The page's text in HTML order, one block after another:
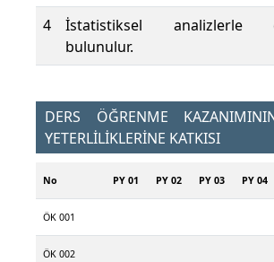
4
İstatistiksel analizlerle
bulunulur.
DERS ÖĞRENME
YETERLİLİKLERİNE KATKISI
No PY 01 PY 02 PY 03 PY 04
ÖK 001
ÖK 002